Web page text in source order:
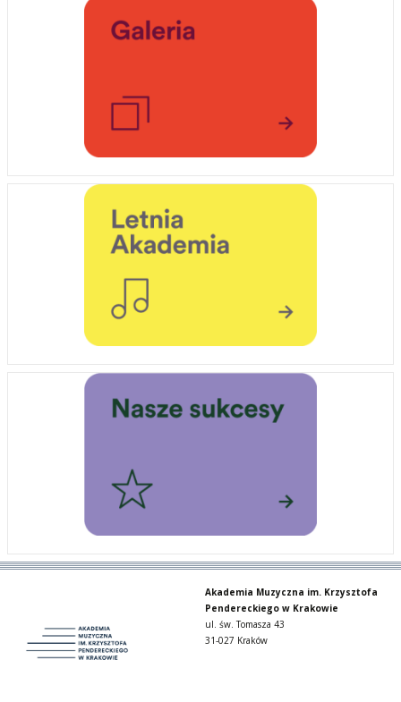
Akademia Muzyczna im. Krzysztofa
Pendereckiego w Krakowie
ul. św. Tomasza 43
31-027 Kraków